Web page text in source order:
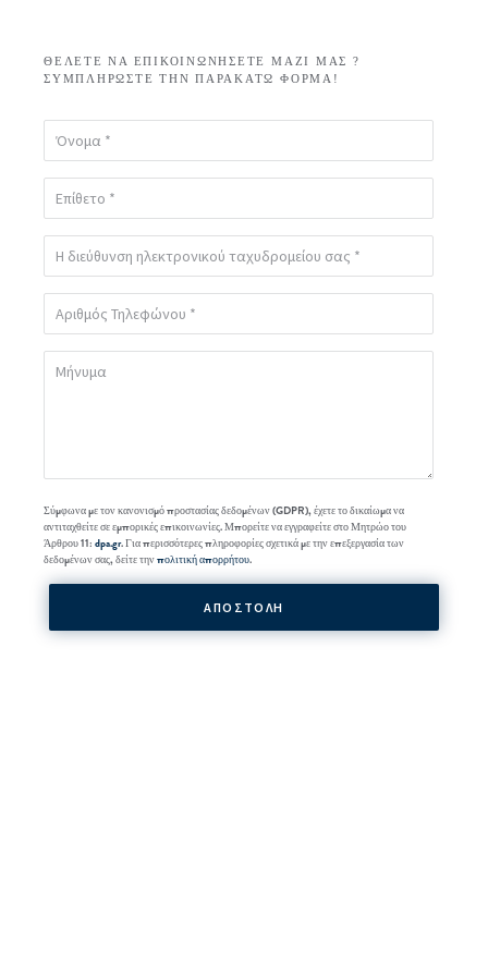
ΘΈΛΕΤΕ ΝΑ ΕΠΙΚΟΙΝΩΝΉΣΕΤΕ ΜΑΖΊ ΜΑΣ ?
ΣΥΜΠΛΗΡΏΣΤΕ ΤΗΝ ΠΑΡΑΚΆΤΩ ΦΌΡΜΑ!
Σύμφωνα με τον κανονισμό προστασίας δεδομένων (GDPR), έχετε το δικαίωμα να
αντιταχθείτε σε εμπορικές επικοινωνίες. Μπορείτε να εγγραφείτε στο Μητρώο του
Άρθρου 11: dpa.gr. Για περισσότερες πληροφορίες σχετικά με την επεξεργασία των
δεδομένων σας, δείτε τηνπολιτική απορρήτου.